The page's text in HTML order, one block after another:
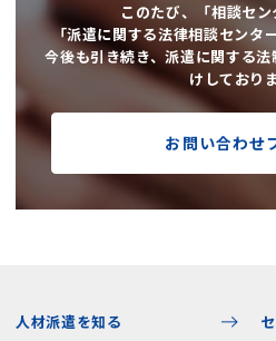
このたび、「相談セ
「派遣に関する法律相談センタ
今後も引き続き、派遣に関する
けしておりま
お問い合わせ
人材派遣を知る